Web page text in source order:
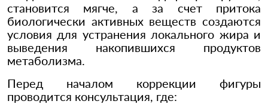
становится мягче, а за счет притока
биологически активных веществ создаются
условия для устранения локального жира и
выведения накопившихся продуктов
метаболизма.
Перед началом коррекции фигуры
проводится консультация, где: